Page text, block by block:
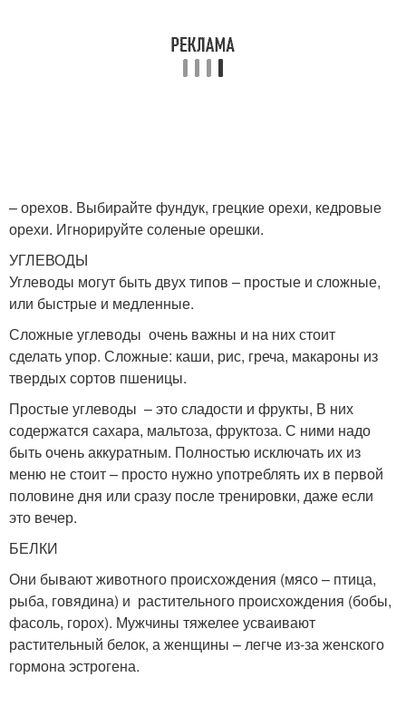
– орехов. Выбирайте фундук, грецкие орехи, кедровые
орехи. Игнорируйте соленые орешки.
УГЛЕВОДЫ
Углеводы могут быть двух типов – простые и сложные,
или быстрые и медленные.
Сложные углеводы очень важны и на них стоит
сделать упор. Сложные: каши, рис, греча, макароны из
твердых сортов пшеницы.
Простые углеводы – это сладости и фрукты, В них
содержатся сахара, мальтоза, фруктоза. С ними надо
быть очень аккуратным. Полностью исключать их из
меню не стоит – просто нужно употреблять их в первой
половине дня или сразу после тренировки, даже если
это вечер.
БЕЛКИ
Они бывают животного происхождения (мясо – птица,
рыба, говядина) и растительного происхождения (бобы,
фасоль, горох). Мужчины тяжелее усваивают
растительный белок, а женщины – легче из-за женского
гормона эстрогена.